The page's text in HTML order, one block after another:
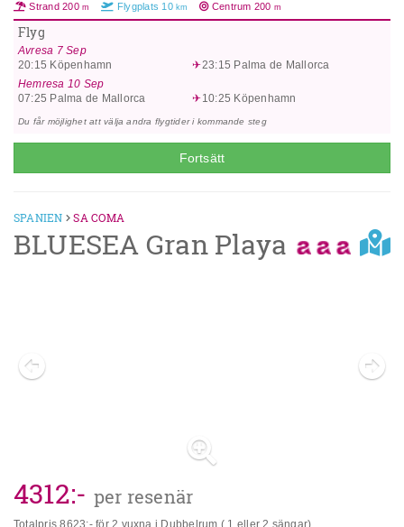
(frukost, lunch, middag) och måltidsdrycker som alla är av lokala
varumärken som läsk, vatten, öl och vin. Alla andra alkoholhaltiga drycker
som drinkar, cocktails etc fås mot extra kostnad. I vissa hotell ingår också
aktivitetsprogrammet. Adress: Baleares 2, S arenal De Llucmajor, 7600,
Spanien. Observera att All Inclusive-konceptet är föremål för
begränsningarna i lagdekret 1/2020. Detta inkluderar obegränsad läsk,
vatten, kaffe, te och juice och högst tre alkoholhaltiga drycker (vin eller öl)
alkoholhaltiga drycker en extra kostnad.
Strand200m Flygplats 10 km Centrum 200 m
Flyg
Avresa 7 Sep
20:15 Köpenhamn 23:15 Palma de Mallorca
Hemresa 10 Sep
07:25 Palma de Mallorca 10:25 Köpenhamn
Du får möjlighet att välja andra flygtider i kommande steg
Fortsätt
SPANIEN SA COMA
BLUESEA Gran Playa
4312:- per resenär
Totalpris8623:- för 2 vuxna i Dubbelrum ( 1 eller 2 sängar)